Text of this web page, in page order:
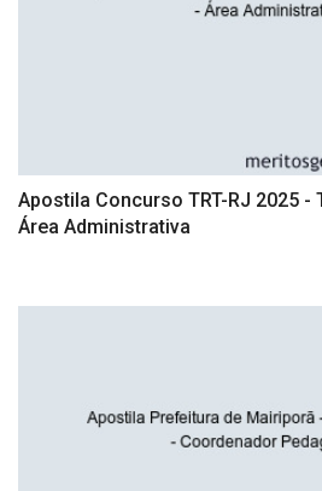
Apostila Concurso TRT-RJ 2025
Área Administrativa